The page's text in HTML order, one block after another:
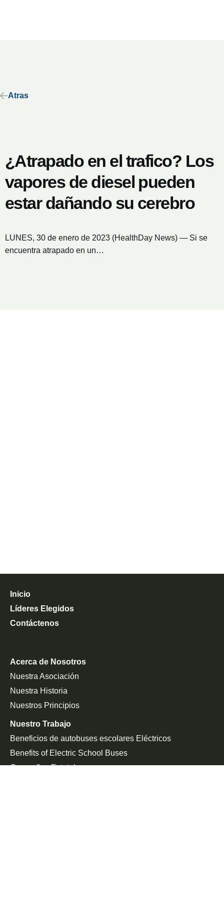
Atras
¿Atrapado en el trafico? Los
vapores de diesel pueden
estar dañando su cerebro
LUNES, 30 de enero de 2023 (HealthDay News) — Si se
encuentra atrapado en un…
Inicio
Líderes Elegidos
Contáctenos
Acerca de Nosotros
Nuestra Asociación
Nuestra Historia
Nuestros Principios
Nuestro Trabajo
Beneficios de autobuses escolares Eléctricos
Benefits of Electric School Buses
Campañas Estatales